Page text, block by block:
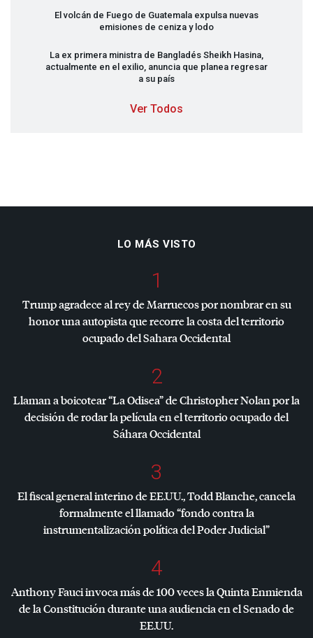
El volcán de Fuego de Guatemala expulsa nuevas
emisiones de ceniza y lodo
La ex primera ministra de Bangladés Sheikh Hasina,
actualmente en el exilio, anuncia que planea regresar
a su país
Ver Todos
LO MÁS VISTO
1
Trump agradece al rey de Marruecos por nombrar en su
honor una autopista que recorre la costa del territorio
ocupado del Sahara Occidental
2
Llaman a boicotear “La Odisea” de Christopher Nolan por la
decisión de rodar la película en el territorio ocupado del
Sáhara Occidental
3
El fiscal general interino de EE.UU., Todd Blanche, cancela
formalmente el llamado “fondo contra la
instrumentalización política del Poder Judicial”
4
Anthony Fauci invoca más de 100 veces la Quinta Enmienda
de la Constitución durante una audiencia en el Senado de
EE.UU.